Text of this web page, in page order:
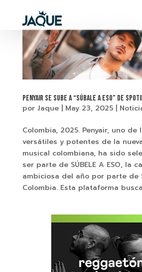
Penyair se sube a “Súbale a Eso” de
por Jaque| May 23, 2025|
Colombia, 2025. Penyair, uno
versátiles y potentes de la
musical colombiana, ha sido
ser parte de SÚBELE A ESO, la
ambiciosa del año por parte de
Colombia. Esta plataforma